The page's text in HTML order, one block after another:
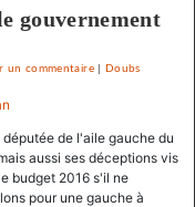
gouvernement
un commentaireon
«
état
policier
| Doubs
de l'aile gauche du
aussi ses déceptions vis
budget 2016 s'il ne
pour une gauche à